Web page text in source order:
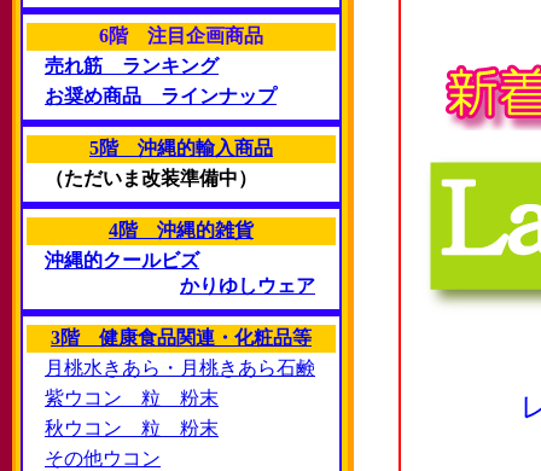
6階 注目企画商品
売れ筋 ランキング
お奨め商品 ラインナップ
5階 沖縄的輸入商品
（ただいま改装準備中）
4階 沖縄的雑貨
沖縄的クールビズ
かりゆしウェア
3階 健康食品関連・化粧品等
月桃水きあら・月桃きあら石鹸
紫ウコン 粒 粉末
秋ウコン 粒 粉末
その他ウコン